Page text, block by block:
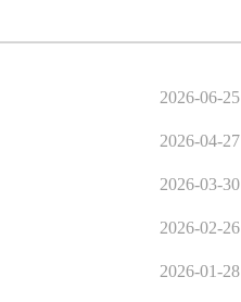
2026-06-25
2026-04-27
2026-03-30
2026-02-26
2026-01-28